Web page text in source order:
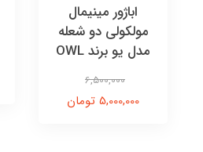
اباژور مینیمال
مولکولی دو شعله
مدل یو برند OWL
6,500,000
5,000,000 تومان